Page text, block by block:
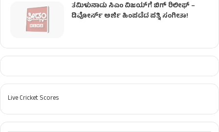
ತಮಿಳುನಾಡು ಸಿಎಂ ವಿಜಯ್‌ಗೆ ಬಿಗ್ ರಿಲೀಫ್ –
ಡಿವೋರ್ಸ್ ಅರ್ಜಿ ಹಿಂಪಡೆದ ಪತ್ನಿ ಸಂಗೀತಾ!
Live Cricket Scores